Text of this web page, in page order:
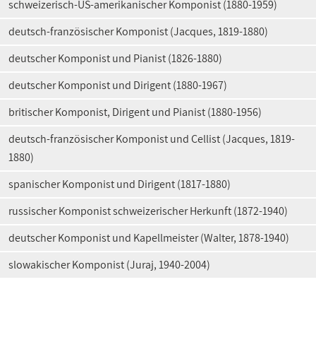
schweizerisch-US-amerikanischer Komponist (1880-1959)
deutsch-französischer Komponist (Jacques, 1819-1880)
deutscher Komponist und Pianist (1826-1880)
deutscher Komponist und Dirigent (1880-1967)
britischer Komponist, Dirigent und Pianist (1880-1956)
deutsch-französischer Komponist und Cellist (Jacques, 1819-
1880)
spanischer Komponist und Dirigent (1817-1880)
russischer Komponist schweizerischer Herkunft (1872-1940)
deutscher Komponist und Kapellmeister (Walter, 1878-1940)
slowakischer Komponist (Juraj, 1940-2004)